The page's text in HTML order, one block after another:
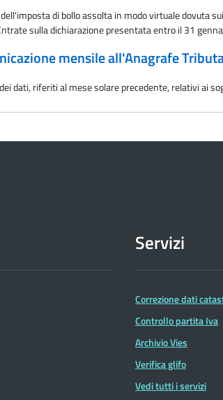
di bollo assolta in modo virtuale dovuta
sulla dichiarazione presentata entro il 31
mensile all'Anagrafe
dati, riferiti al mese solare precedente, relativi ai
Servizi
Correzione dati
Controllo partita Iva
Archivio Vies
Verifica glifo
Vedi tutti i servizi